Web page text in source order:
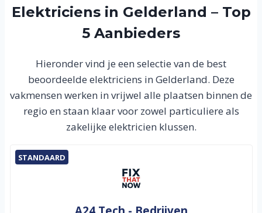
Elektriciens in Gelderland – Top
5 Aanbieders
Hieronder vind je een selectie van de best
beoordeelde elektriciens in Gelderland. Deze
vakmensen werken in vrijwel alle plaatsen binnen de
regio en staan klaar voor zowel particuliere als
zakelijke elektricien klussen.
STANDAARD